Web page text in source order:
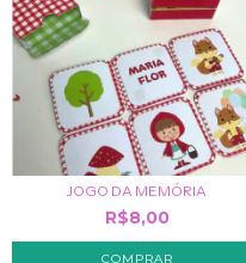
JOGO DA MEMÓRIA
R$8,00